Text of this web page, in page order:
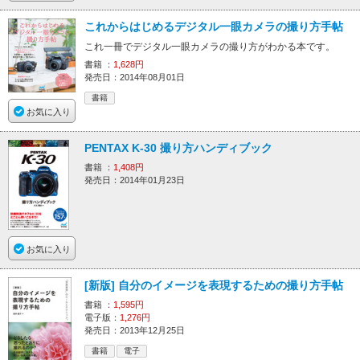
お気に入り
これからはじめるデジタル一眼カメラの撮り方手帖
これ一冊でデジタル一眼カメラの撮り方がわかる本です。
書籍 ： 1,628円
発売日：2014年08月01日
書籍
お気に入り
PENTAX K-30 撮り方ハンディブック
書籍 ： 1,408円
発売日：2014年01月23日
[新版] 自分のイメージを表現するための撮り方手帖
書籍 ： 1,595円
電子版： 1,276円
発売日：2013年12月25日
書籍 電子